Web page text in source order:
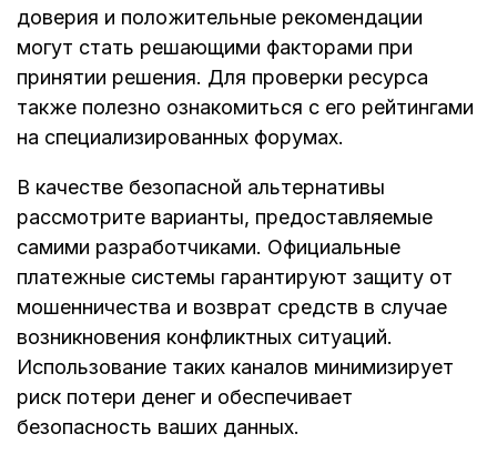
доверия и положительные рекомендации
могут стать решающими факторами при
принятии решения. Для проверки ресурса
также полезно ознакомиться с его рейтингами
на специализированных форумах.
В качестве безопасной альтернативы
рассмотрите варианты, предоставляемые
самими разработчиками. Официальные
платежные системы гарантируют защиту от
мошенничества и возврат средств в случае
возникновения конфликтных ситуаций.
Использование таких каналов минимизирует
риск потери денег и обеспечивает
безопасность ваших данных.